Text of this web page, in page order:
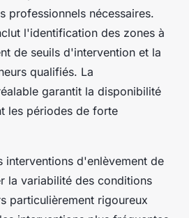
professionnels nécessaires.
l'identification des zones à
de seuils d'intervention et la
qualifiés. La
garantit la disponibilité
les périodes de forte
interventions d'enlèvement de
la variabilité des conditions
particulièrement rigoureux